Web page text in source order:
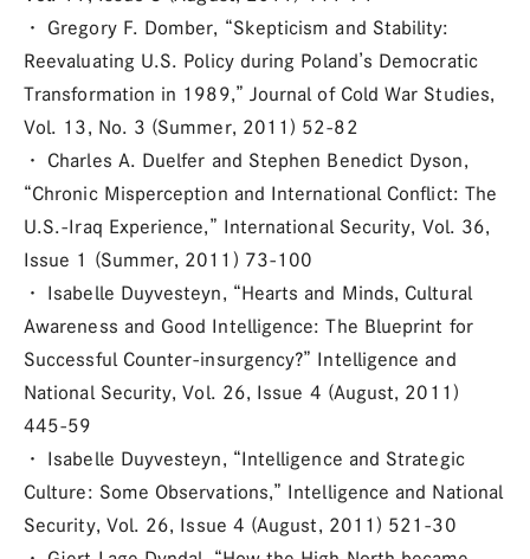
・ Gregory F. Domber, “Skepticism and Stability:
Reevaluating U.S. Policy during Poland’s Democratic
Transformation in 1989,” Journal of Cold War Studies,
Vol. 13, No. 3 (Summer, 2011) 52-82
・ Charles A. Duelfer and Stephen Benedict Dyson,
“Chronic Misperception and International Conflict: The
U.S.-Iraq Experience,” International Security, Vol. 36,
Issue 1 (Summer, 2011) 73-100
・ Isabelle Duyvesteyn, “Hearts and Minds, Cultural
Awareness and Good Intelligence: The Blueprint for
Successful Counter-insurgency?” Intelligence and
National Security, Vol. 26, Issue 4 (August, 2011)
445-59
・ Isabelle Duyvesteyn, “Intelligence and Strategic
Culture: Some Observations,” Intelligence and National
Security, Vol. 26, Issue 4 (August, 2011) 521-30